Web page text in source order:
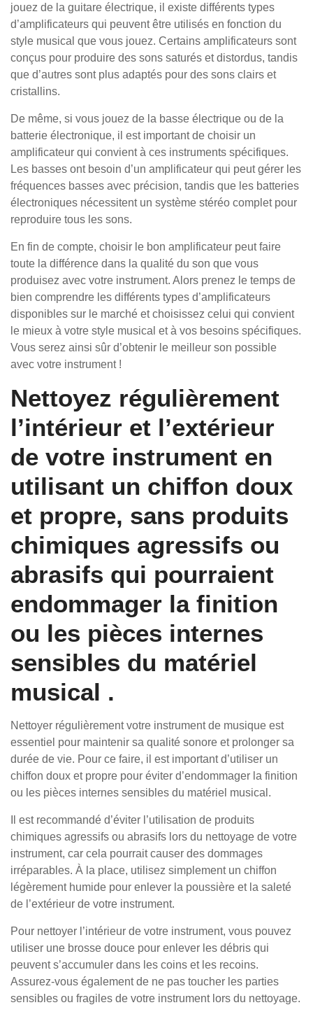
jouez de la guitare électrique, il existe différents types
d’amplificateurs qui peuvent être utilisés en fonction du
style musical que vous jouez. Certains amplificateurs sont
conçus pour produire des sons saturés et distordus, tandis
que d’autres sont plus adaptés pour des sons clairs et
cristallins.
De même, si vous jouez de la basse électrique ou de la
batterie électronique, il est important de choisir un
amplificateur qui convient à ces instruments spécifiques.
Les basses ont besoin d’un amplificateur qui peut gérer les
fréquences basses avec précision, tandis que les batteries
électroniques nécessitent un système stéréo complet pour
reproduire tous les sons.
En fin de compte, choisir le bon amplificateur peut faire
toute la différence dans la qualité du son que vous
produisez avec votre instrument. Alors prenez le temps de
bien comprendre les différents types d’amplificateurs
disponibles sur le marché et choisissez celui qui convient
le mieux à votre style musical et à vos besoins spécifiques.
Vous serez ainsi sûr d’obtenir le meilleur son possible
avec votre instrument !
Nettoyez régulièrement
l’intérieur et l’extérieur
de votre instrument en
utilisant un chiffon doux
et propre, sans produits
chimiques agressifs ou
abrasifs qui pourraient
endommager la finition
ou les pièces internes
sensibles du matériel
musical .
Nettoyer régulièrement votre instrument de musique est
essentiel pour maintenir sa qualité sonore et prolonger sa
durée de vie. Pour ce faire, il est important d’utiliser un
chiffon doux et propre pour éviter d’endommager la finition
ou les pièces internes sensibles du matériel musical.
Il est recommandé d’éviter l’utilisation de produits
chimiques agressifs ou abrasifs lors du nettoyage de votre
instrument, car cela pourrait causer des dommages
irréparables. À la place, utilisez simplement un chiffon
légèrement humide pour enlever la poussière et la saleté
de l’extérieur de votre instrument.
Pour nettoyer l’intérieur de votre instrument, vous pouvez
utiliser une brosse douce pour enlever les débris qui
peuvent s’accumuler dans les coins et les recoins.
Assurez-vous également de ne pas toucher les parties
sensibles ou fragiles de votre instrument lors du nettoyage.